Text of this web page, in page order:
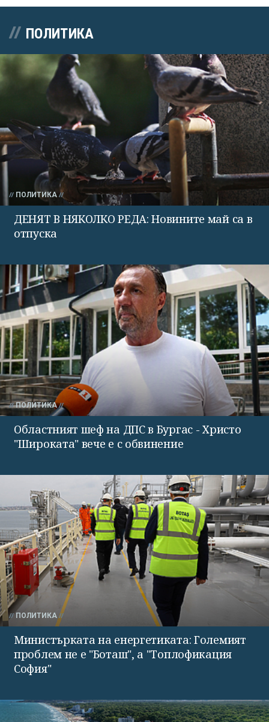
ПОЛИТИКА
ПОЛИТИКА
ДЕНЯТ В НЯКОЛКО РЕДА: Новините май са в
отпуска
ПОЛИТИКА
Областният шеф на ДПС в Бургас - Христо
"Широката" вече е с обвинение
ПОЛИТИКА
Министърката на енергетиката: Големият
проблем не е "Боташ", а "Топлофикация
София"